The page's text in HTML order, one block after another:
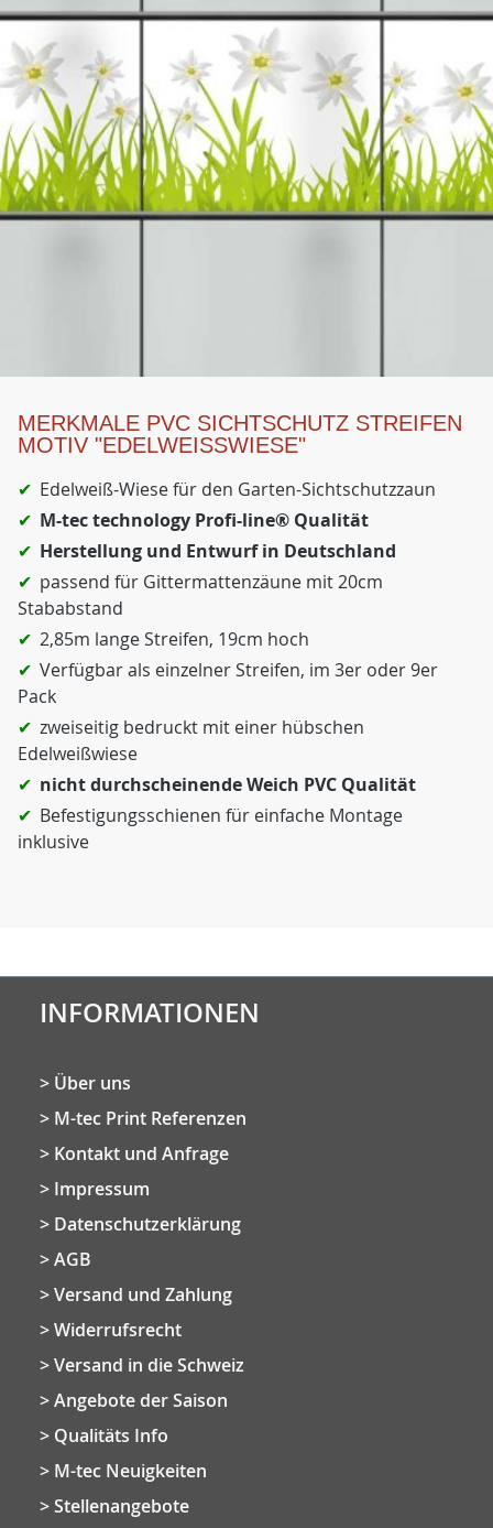
MERKMALE PVC SICHTSCHUTZ STREIFEN
MOTIV "EDELWEISSWIESE"
Edelweiß-Wiese für den Garten-Sichtschutzzaun
M-tec technology Profi-line® Qualität
Herstellung und Entwurf in Deutschland
passend für Gittermattenzäune mit 20cm
Stababstand
2,85m lange Streifen, 19cm hoch
Verfügbar als einzelner Streifen, im 3er oder 9er
Pack
zweiseitig bedruckt mit einer hübschen
Edelweißwiese
nicht durchscheinende Weich PVC Qualität
Befestigungsschienen für einfache Montage
inklusive
INFORMATIONEN
Über uns
M-tec Print Referenzen
Kontakt und Anfrage
Impressum
Datenschutzerklärung
AGB
Versand und Zahlung
Widerrufsrecht
Versand in die Schweiz
Angebote der Saison
Qualitäts Info
M-tec Neuigkeiten
Stellenangebote